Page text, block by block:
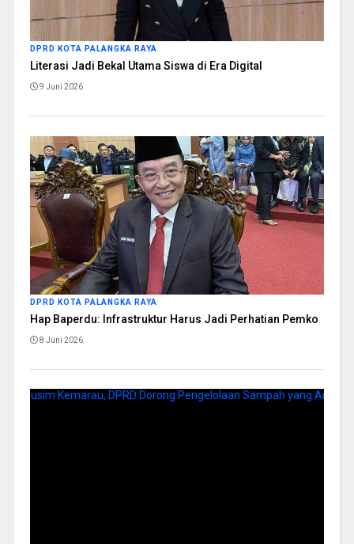
DPRD KOTA PALANGKA RAYA
Literasi Jadi Bekal Utama Siswa di Era Digital
9 Juni 2026
DPRD KOTA PALANGKA RAYA
Hap Baperdu: Infrastruktur Harus Jadi Perhatian Pemko
8 Juni 2026